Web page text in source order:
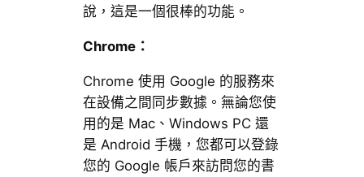
說，這是一個很棒的功能。
Chrome：
Chrome 使用 Google 的服務來
在設備之間同步數據。無論您使
用的是 Mac、Windows PC 還
是 Android 手機，您都可以登錄
您的 Google 帳戶來訪問您的書